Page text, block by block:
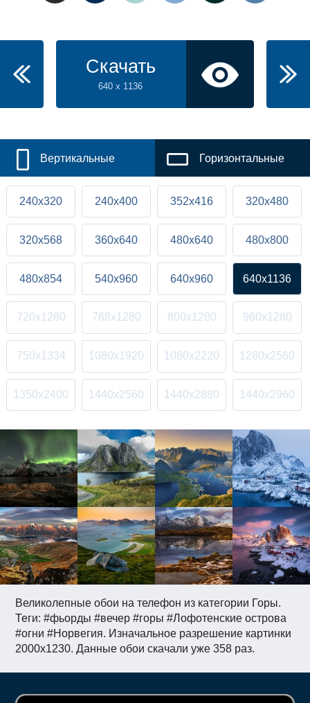
Великолепные обои на телефон из категории Горы.
Теги: #фьорды #вечер #горы #Лофотенские острова
#огни #Норвегия. Изначальное разрешение картинки
2000x1230. Данные обои скачали уже 358 раз.
Скачать
640 x 1136
Вертикальные Горизонтальные
240x320 240x400 352x416 320x480
320x568 360x640 480x640 480x800
480x854 540x960 640x960 640x1136
720x1280 768x1280 800x1280 960x1280
750x1334 1080x1920 1080x2220 1280x2560
1350x2400 1440x2560 1440x2880 1440x2960